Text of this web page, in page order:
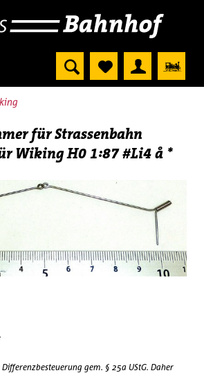
für Strassenbahn
Wiking H0 1:87 #Li4 å *
gem. § 25a UStG. Daher